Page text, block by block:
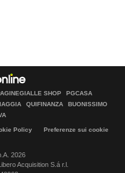
SHOP
PGCASA
QUIFINANZA
BUONISSIMO
Policy
Preferenze sui cookie
2026
Acquisition S.á r.l.